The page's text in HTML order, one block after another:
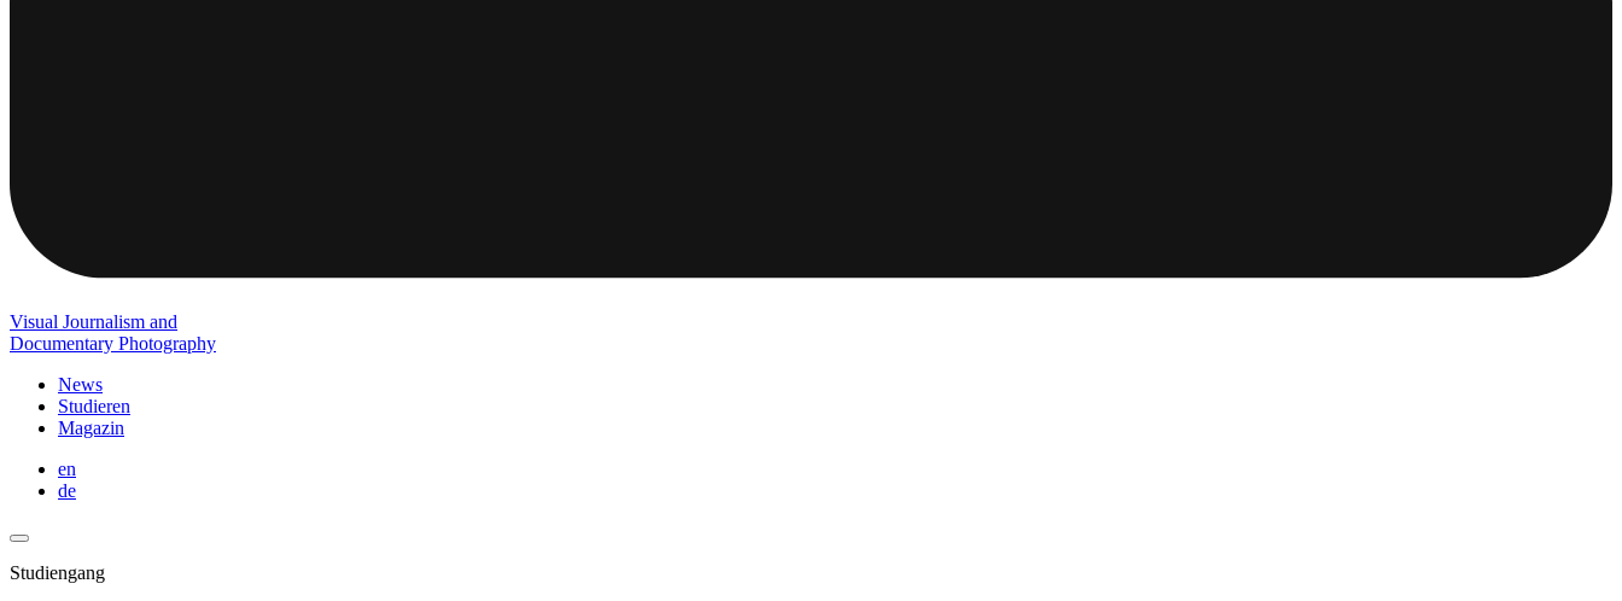
Visual Journalism and
Documentary Photography
News
Studieren
Magazin
en
de
Studiengang